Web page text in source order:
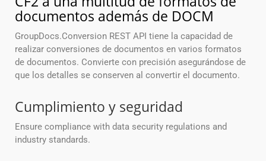
documentos además de DOCM
GroupDocs.Conversion REST API tiene la capacidad de
realizar conversiones de documentos en varios formatos
de documentos. Convierte con precisión asegurándose de
que los detalles se conserven al convertir el documento.
Cumplimiento y seguridad
Ensure compliance with data security regulations and
industry standards.